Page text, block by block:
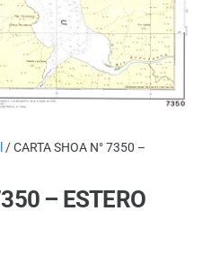
/ CARTA SHOA N° 7350 –
– ESTERO